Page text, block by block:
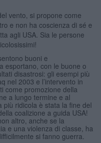
vento, si propone come
e non ha coscienza di sé e
agli USA. Sia le persone
buoni e
esportano, con le buone o
disastrosi: gli esempi più
nel 2003 e l’intervento in
come promozione della
a lungo termine e al
ridicola è stata la fine del
coalizione a guida USA!
altro, anche se la
e una violenza di classe, ha
si fanno guerra.